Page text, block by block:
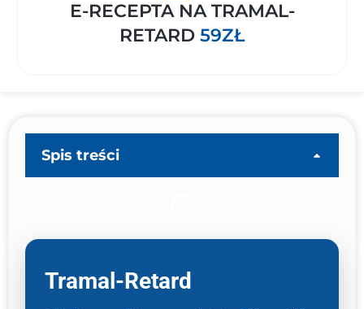
E-RECEPTA NA TRAMAL-
RETARD 59ZŁ
Spis treści
Tramal-Retard